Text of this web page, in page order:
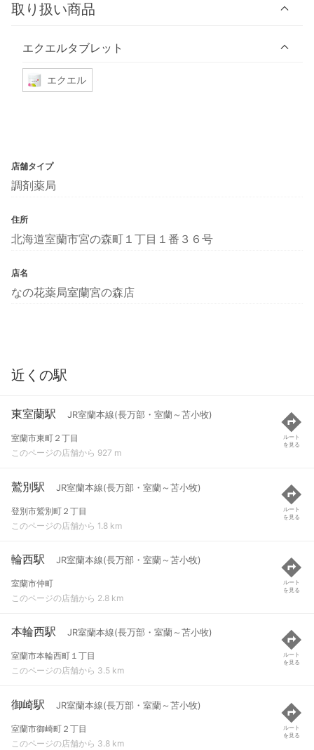
取り扱い商品
エクエルタブレット
エクエル
店舗タイプ
調剤薬局
住所
北海道室蘭市宮の森町１丁目１番３６号
店名
なの花薬局室蘭宮の森店
近くの駅
東室蘭駅 JR室蘭本線(長万部・室蘭～苫小牧)
室蘭市東町２丁目
このページの店舗から 927 m
ルート
を見る
鷲別駅 JR室蘭本線(長万部・室蘭～苫小牧)
登別市鷲別町２丁目
このページの店舗から 1.8 km
ルート
を見る
輪西駅 JR室蘭本線(長万部・室蘭～苫小牧)
室蘭市仲町
このページの店舗から 2.8 km
ルート
を見る
本輪西駅 JR室蘭本線(長万部・室蘭～苫小牧)
室蘭市本輪西町１丁目
このページの店舗から 3.5 km
ルート
を見る
御崎駅 JR室蘭本線(長万部・室蘭～苫小牧)
室蘭市御崎町２丁目
このページの店舗から 3.8 km
ルート
を見る